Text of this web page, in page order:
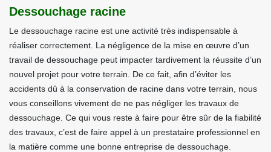
Dessouchage racine
Le dessouchage racine est une activité très indispensable à
réaliser correctement. La négligence de la mise en œuvre d’un
travail de dessouchage peut impacter tardivement la réussite d’un
nouvel projet pour votre terrain. De ce fait, afin d’éviter les
accidents dû à la conservation de racine dans votre terrain, nous
vous conseillons vivement de ne pas négliger les travaux de
dessouchage. Ce qui vous reste à faire pour être sûr de la fiabilité
des travaux, c’est de faire appel à un prestataire professionnel en
la matière comme une bonne entreprise de dessouchage.